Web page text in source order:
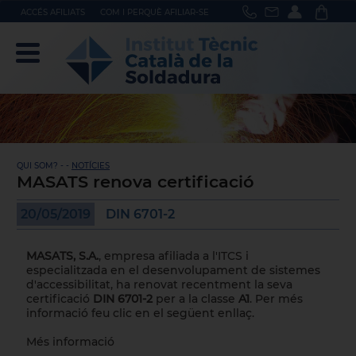
ACCÉS AFILIATS COM I PERQUÈ AFILIAR-SE
QUI SOM? - - NOTÍCIES
MASATS renova certificació
20/05/2019 DIN 6701-2
MASATS, S.A., empresa afiliada a l'ITCS i
especialitzada en el desenvolupament de sistemes
d'accessibilitat, ha renovat recentment la seva
certificació DIN 6701-2per a la classe A1. Per més
informació feu clic en el següent enllaç.
Més informació